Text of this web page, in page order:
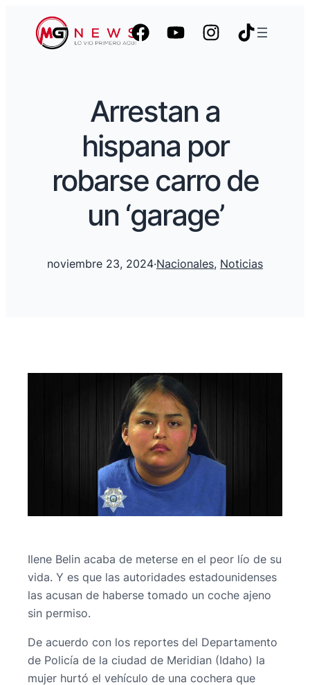
Arrestan a
hispana por
robarse carro de
un ‘garage’
noviembre 23, 2024·Nacionales, Noticias
Ilene Belin acaba de meterse en el peor lío de su
vida. Y es que las autoridades estadounidenses
las acusan de haberse tomado un coche ajeno
sin permiso.
De acuerdo con los reportes del Departamento
de Policía de la ciudad de Meridian (Idaho) la
mujer hurtó el vehículo de una cochera que